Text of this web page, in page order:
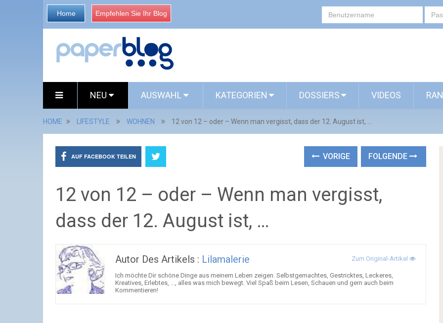
Home Empfehlen Sie Ihr Blog
NEU AUSWAHL KATEGORIEN DOSSIERS VIDEOS
HOME LIFESTYLE WOHNEN 12 von 12 – oder – Wenn man vergisst, dass der 12. August ist, …
AUF FACEBOOK TEILEN VORIGE FOLGENDE
12 von 12 – oder – Wenn man vergisst,
dass der 12. August ist, …
Autor Des Artikels : Lilamalerie Zum Original-Artikel
Ich möchte Dir schöne Dinge aus meinem Leben zeigen. Selbstgemachtes, Gestricktes, Leckeres,
Kreatives, Erlebtes, ..., alles was mich bewegt. Viel Spaß beim Lesen, Schauen und gern auch beim
Kommentieren!